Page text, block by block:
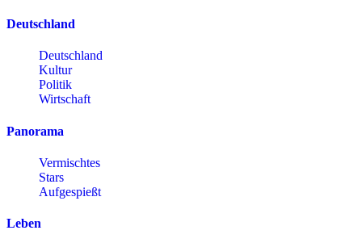
Deutschland
Deutschland
Kultur
Politik
Wirtschaft
Panorama
Vermischtes
Stars
Aufgespießt
Leben